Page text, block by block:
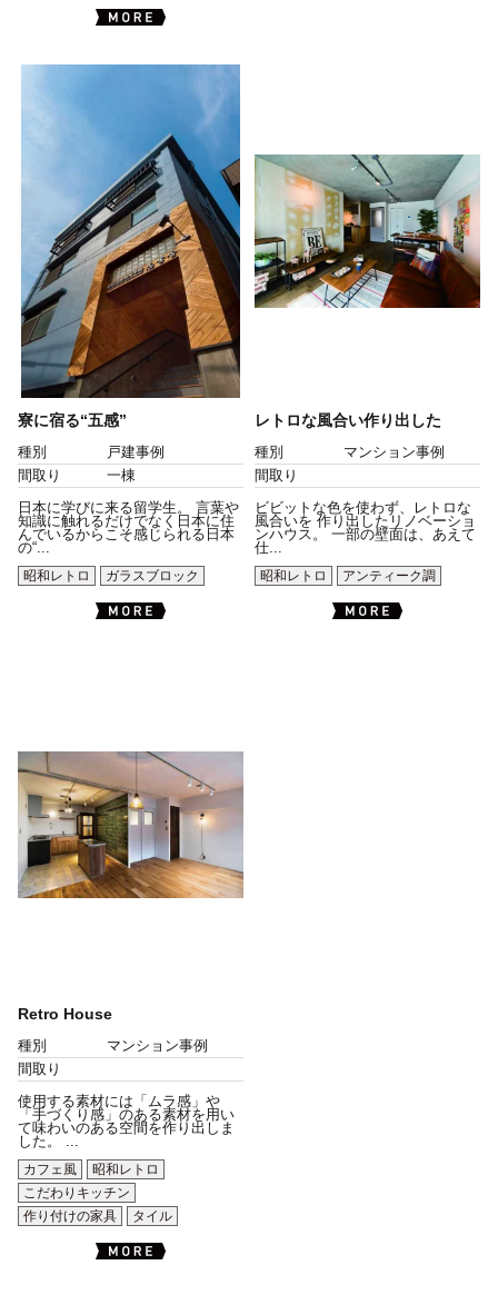
寮に宿る“五感”
種別
戸建事例
間取り
一棟
日本に学びに来る留学生。 言葉や
知識に触れるだけでなく日本に住
んでいるからこそ感じられる日本
の“...
昭和レトロ
ガラスブロック
レトロな風合い作り出した
種別
マンション事例
間取り
ビビットな色を使わず、レトロな
風合いを 作り出したリノベーショ
ンハウス。 一部の壁面は、あえて
仕...
昭和レトロ
アンティーク調
Retro House
種別
マンション事例
間取り
使用する素材には「ムラ感」や
「手づくり感」のある素材を用い
て味わいのある空間を作り出しま
した。 ...
カフェ風
昭和レトロ
こだわりキッチン
作り付けの家具
タイル